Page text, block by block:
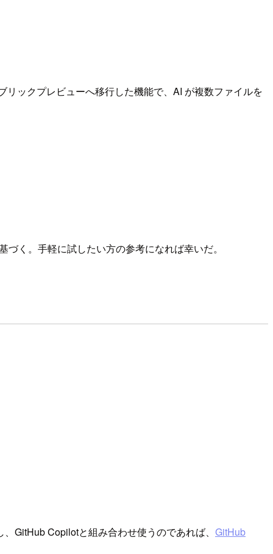
ックプレビューへ移行した機能で、AI が複数ファイルを
づく。手軽に試したい方の参考になれば幸いだ。
GitHub Copilotと組み合わせ使うのであれば、 GitHub